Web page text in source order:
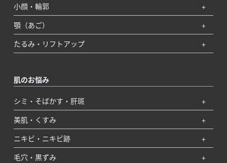
小顔・輪郭
顎（あご）
たるみ・リフトアップ
肌のお悩み
シミ・そばかす・肝斑
美肌・くすみ
ニキビ・ニキビ跡
毛穴・黒ずみ